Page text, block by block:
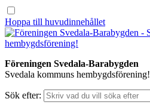
Hoppa till huvudinnehållet
Föreningen Svedala-Barabygden
Svedala kommuns hembygdsförening!
Sök efter: